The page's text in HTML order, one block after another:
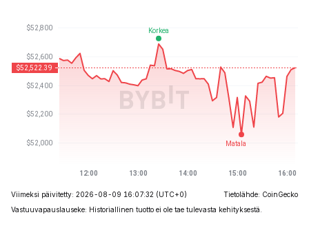
Viimeksi päivitetty: 2026-08-09 16:07:32 (UTC+0)
Tietolähde: CoinGecko
Vastuuvapauslauseke: Historiallinen tuotto ei ole tae tulevasta kehityksestä.